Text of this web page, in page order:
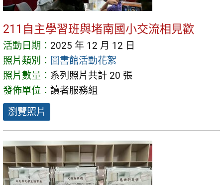
211自主學習班與堵南國小交流相見歡
活動日期： 2025 年 12 月 12 日
照片類別： 圖書館活動花絮
照片數量： 系列照片共計 20 張
發佈單位： 讀者服務組
瀏覽照片